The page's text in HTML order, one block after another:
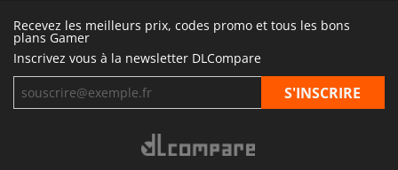
Recevez les meilleurs prix, codes promo et tous les bons
plans Gamer
Inscrivez vous à la newsletter DLCompare